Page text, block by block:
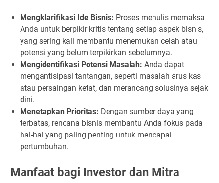
Mengklarifikasi Ide Bisnis: Proses menulis memaksa
Anda untuk berpikir kritis tentang setiap aspek bisnis,
yang sering kali membantu menemukan celah atau
potensi yang belum terpikirkan sebelumnya.
Mengidentifikasi Potensi Masalah: Anda dapat
mengantisipasi tantangan, seperti masalah arus kas
atau persaingan ketat, dan merancang solusinya sejak
dini.
Menetapkan Prioritas: Dengan sumber daya yang
terbatas, rencana bisnis membantu Anda fokus pada
hal-hal yang paling penting untuk mencapai
pertumbuhan.
Manfaat bagi Investor dan Mitra